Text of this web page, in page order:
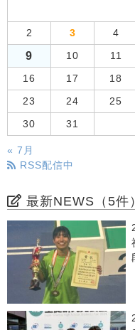
2 3 4
9 10 11
16 17 18
23 24 25
30 31
« 7月
RSS配信中
最新NEWS（5件）